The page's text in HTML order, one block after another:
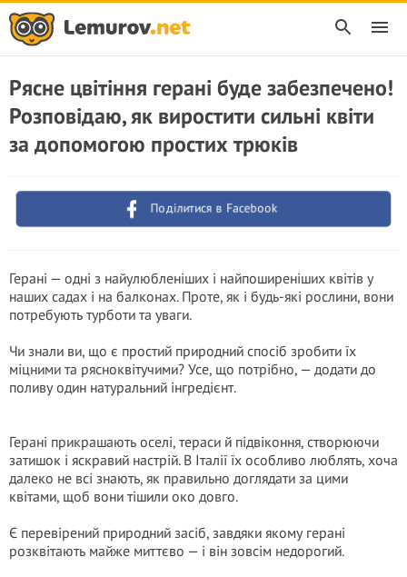
Рясне цвітіння герані буде забезпечено!
Розповідаю, як виростити сильні квіти
за допомогою простих трюків
Поділитися в Facebook
Герані — одні з найулюбленіших і найпоширеніших квітів у
наших садах і на балконах. Проте, як і будь-які рослини, вони
потребують турботи та уваги.
Чи знали ви, що є простий природний спосіб зробити їх
міцними та рясноквітучими? Усе, що потрібно, — додати до
поливу один натуральний інгредієнт.
Герані прикрашають оселі, тераси й підвіконня, створюючи
затишок і яскравий настрій. В Італії їх особливо люблять, хоча
далеко не всі знають, як правильно доглядати за цими
квітами, щоб вони тішили око довго.
Є перевірений природний засіб, завдяки якому герані
розквітають майже миттєво — і він зовсім недорогий.